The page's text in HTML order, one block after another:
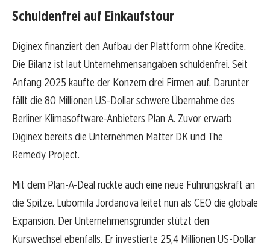
Schuldenfrei auf Einkaufstour
Diginex finanziert den Aufbau der Plattform ohne Kredite.
Die Bilanz ist laut Unternehmensangaben schuldenfrei. Seit
Anfang 2025 kaufte der Konzern drei Firmen auf. Darunter
fällt die 80 Millionen US-Dollar schwere Übernahme des
Berliner Klimasoftware-Anbieters Plan A. Zuvor erwarb
Diginex bereits die Unternehmen Matter DK und The
Remedy Project.
Mit dem Plan-A-Deal rückte auch eine neue Führungskraft an
die Spitze. Lubomila Jordanova leitet nun als CEO die globale
Expansion. Der Unternehmensgründer stützt den
Kurswechsel ebenfalls. Er investierte 25,4 Millionen US-Dollar